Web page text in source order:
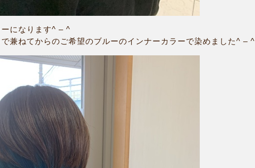
になります^ – ^
兼ねてからのご希望のブルーのインナーカラーで染めました^ – ^